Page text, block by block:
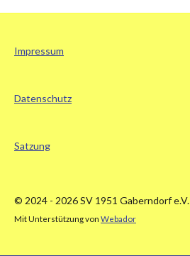
Impressum
Datenschutz
Satzung
© 2024 - 2026 SV 1951 Gaberndorf e.V.
Mit Unterstützung von Webador